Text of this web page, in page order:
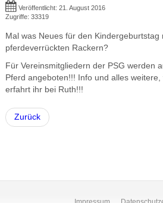
Veröffentlicht: 21. August 2016
Zugriffe: 33319
Mal was Neues für den Kindergeburtstag
pferdeverrückten Rackern?
Für Vereinsmitgliedern der PSG werden
Pferd angeboten!!! Info und alles
erfahrt ihr bei Ruth!!!
Zurück